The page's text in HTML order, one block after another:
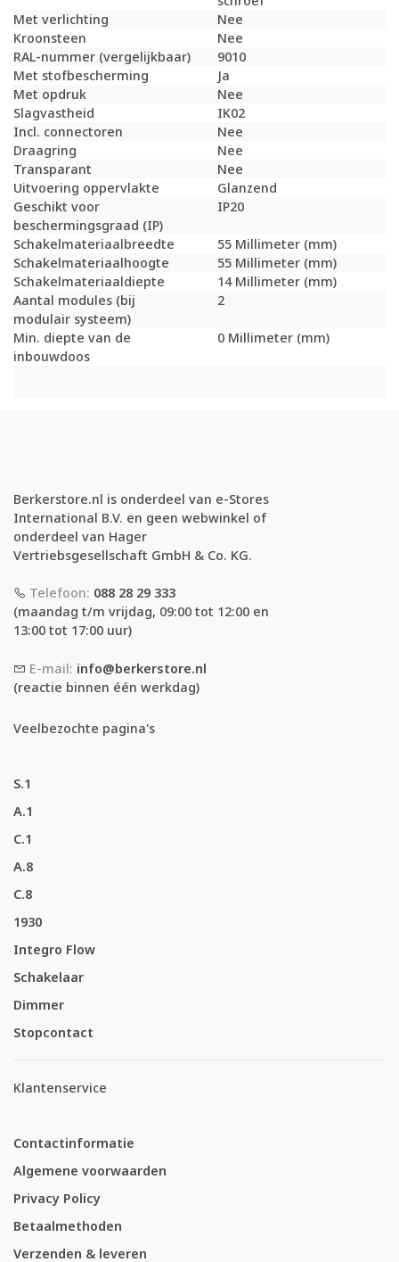
Met verlichting
Nee
Kroonsteen
Nee
RAL-nummer (vergelijkbaar)
9010
Met stofbescherming
Ja
Met opdruk
Nee
Slagvastheid
IK02
Incl. connectoren
Nee
Draagring
Nee
Transparant
Nee
Uitvoering oppervlakte
Glanzend
Geschikt voor
beschermingsgraad (IP)
IP20
Schakelmateriaalbreedte
55 Millimeter (mm)
Schakelmateriaalhoogte
55 Millimeter (mm)
Schakelmateriaaldiepte
14 Millimeter (mm)
Aantal modules (bij
modulair systeem)
2
Min. diepte van de
inbouwdoos
0 Millimeter (mm)
Berkerstore.nl is onderdeel van e-Stores
International B.V. en geen webwinkel of
onderdeel van Hager
Vertriebsgesellschaft GmbH & Co. KG.
Telefoon: 088 28 29 333
(maandag t/m vrijdag, 09:00 tot 12:00 en
13:00 tot 17:00 uur)
E-mail: info@berkerstore.nl
(reactie binnen één werkdag)
Veelbezochte pagina's
S.1
A.1
C.1
A.8
C.8
1930
Integro Flow
Schakelaar
Dimmer
Stopcontact
Klantenservice
Contactinformatie
Algemene voorwaarden
Privacy Policy
Betaalmethoden
Verzenden & leveren